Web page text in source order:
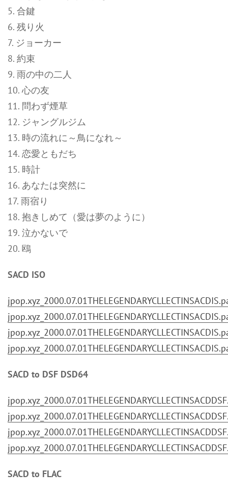
5. 合鍵
6. 残り火
7. ジョーカー
8. 約束
9. 雨の中の二人
10. 心の友
11. 問わず煙草
12. ジャングルジム
13. 時の流れに～鳥になれ～
14. 恋愛ともだち
15. 時計
16. あなたは突然に
17. 雨宿り
18. 抱きしめて（愛は夢のように）
19. 泣かないで
20. 鴎
SACD ISO
SACD to DSF DSD64
SACD to FLAC